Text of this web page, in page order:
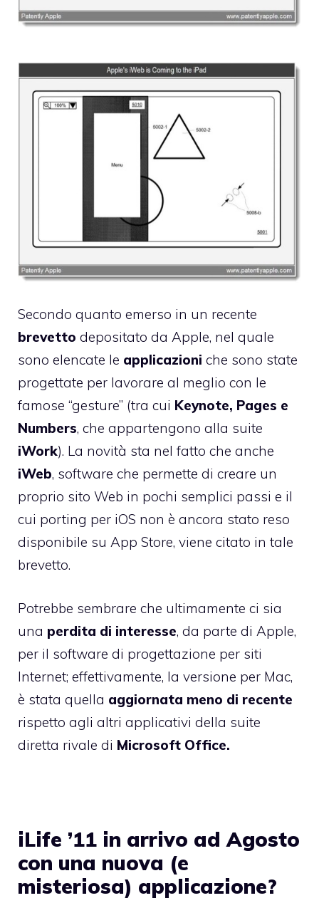
Secondo quanto emerso in un recente
brevetto depositato da Apple, nel quale
sono elencate le applicazioni che sono state
progettate per lavorare al meglio con le
famose “gesture” (tra cui Keynote, Pages e
Numbers, che appartengono alla suite
iWork). La novità sta nel fatto che anche
iWeb, software che permette di creare un
proprio sito Web in pochi semplici passi e il
cui porting per iOS non è ancora stato reso
disponibile su App Store, viene citato in tale
brevetto.
Potrebbe sembrare che ultimamente ci sia
una perdita di interesse, da parte di Apple,
per il software di progettazione per siti
Internet; effettivamente, la versione per Mac,
è stata quella aggiornata meno di recente
rispetto agli altri applicativi della suite
diretta rivale di Microsoft Office.
iLife ’11 in arrivo ad Agosto
con una nuova (e
misteriosa) applicazione?